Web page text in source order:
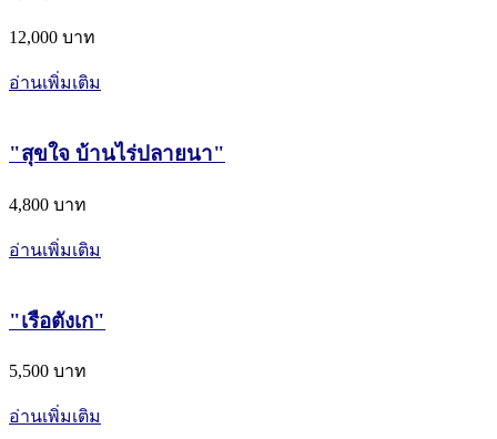
12,000 บาท
อ่านเพิ่มเติม
"สุขใจ​ บ้านไร่​ปลายนา"
4,800 บาท
อ่านเพิ่มเติม
"เรือตังเก"
5,500 บาท
อ่านเพิ่มเติม